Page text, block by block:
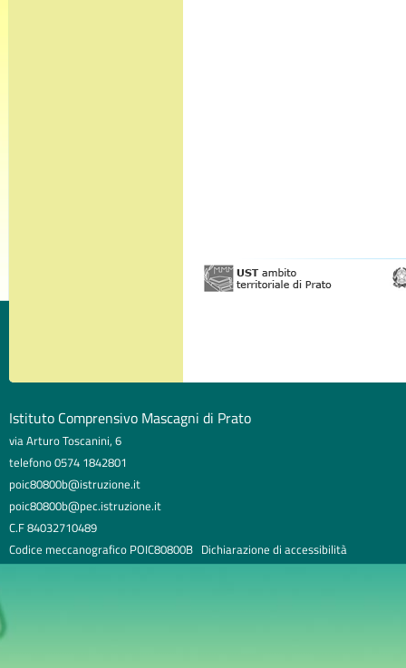
Istituto Comprensivo Mascagni di Prato
via Arturo Toscanini, 6
telefono 0574 1842801
poic80800b@istruzione.it
poic80800b@pec.istruzione.it
C.F 84032710489
Codice meccanografico POIC80800B Dichiarazione di accessibilità